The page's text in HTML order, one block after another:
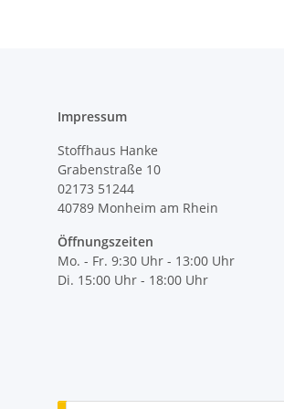
Impressum
Stoffhaus Hanke
Grabenstraße 10
02173 51244
40789 Monheim am Rhein
Öffnungszeiten
Mo. - Fr. 9:30 Uhr - 13:00 Uhr
Di. 15:00 Uhr - 18:00 Uhr